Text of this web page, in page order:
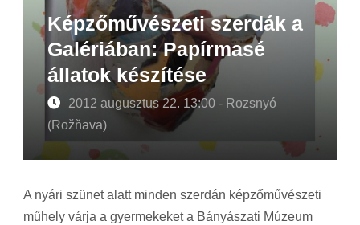
Képzőművészeti szerdák a
Galériában: Papírmasé
állatok készítése
2012 augusztus 22. 13:00 - Rozsnyó
(Rožňava)
A nyári szünet alatt minden szerdán képzőművészeti
műhely várja a gyermekeket a Bányászati Múzeum